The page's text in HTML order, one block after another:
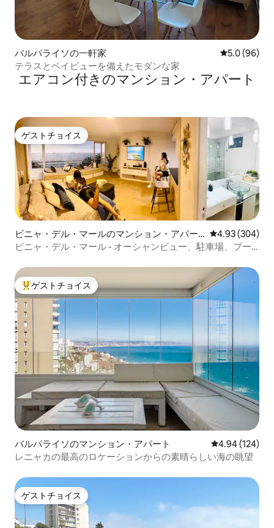
バルパライソの一軒家 レビュー96
5.0 (96)
テラスとベイビューを備えたモダンな家
エアコン付きのマンション・アパート
ゲストチョイス
ゲストチョイス
ビニャ・デル・マールのマンション・アパー
ト
レビュー304
4.93 (304)
ビニャ・デル・マール - オーシャンビュー、駐車場、プー
大好評のゲストチョイスです。
ゲストチョイス
バルパライソのマンション・アパート レビュー124
4.94 (124)
レニャカの最高のロケーションからの素晴らしい海の眺望
ゲストチョイス
ゲストチョイス